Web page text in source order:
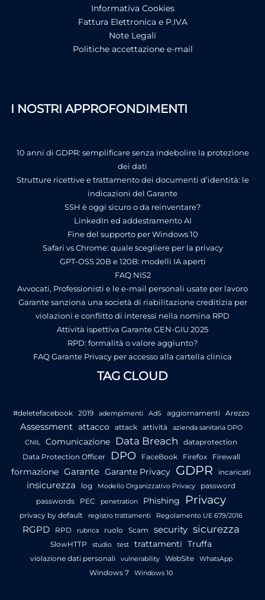
Informativa Cookies
Fattura Elettronica e P.IVA
Note Legali
Politiche accettazione e-mail
I NOSTRI APPROFONDIMENTI
10 anni di GDPR: semplificare senza indebolire la protezione
dei dati
Strutture ricettive e trattamento dei documenti d’identità: le
indicazioni del Garante
SSH è oggi sicuro o da reinventare?
LinkedIn ed addestramento AI
Fine del supporto per Windows 10
Safari vs Chrome: quale scegliere per la privacy
GPT-OSS 20B e 120B: modelli IA aperti
FAQ NIS2
Avvocati, Professionisti e le e-mail personali usate per lavoro
Garante sanziona una società di riabilitazione creditizia per
violazioni e conflitto di interessi nella nomina RPD
Attività ispettiva Garante GEN-GIU 2025
RPD: formalità o valore aggiunto?
FAQ Garante Privacy per accesso alla cartella clinica
TAG CLOUD
#deletefacebook 2019 adempimenti AdS aggiornamenti Arezzo
Assessment attacco attack attività
azienda sanitaria DPO
CNIL
Comunicazione Data Breach
dataprotection
Data Protection Officer
DPO FaceBook Firefox Firewall
formazione Garante Garante Privacy GDPR incaricati
insicurezza log Modello Organizzativo Privacy
password
passwords
PEC penetration Phishing Privacy
privacy by default registro trattamenti Regolamento UE 679/2016
RGPD RPD rubrica ruolo Scam security sicurezza
SlowHTTP studio test trattamenti Truffa
violazione dati personali vulnerability WebSite WhatsApp
Windows 7 Windows 10